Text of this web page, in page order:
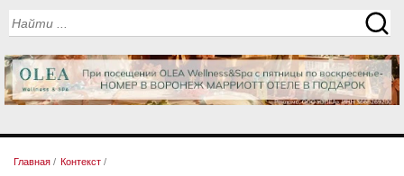
Главная / Контекст /